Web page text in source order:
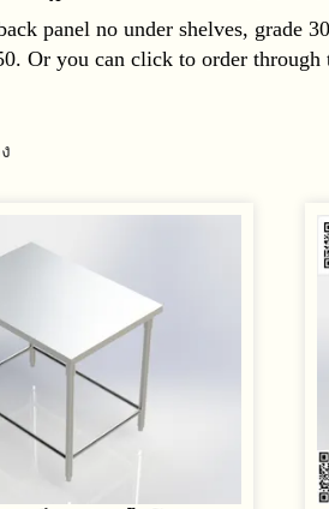
panel no under shelves, grade
Or you can click to order